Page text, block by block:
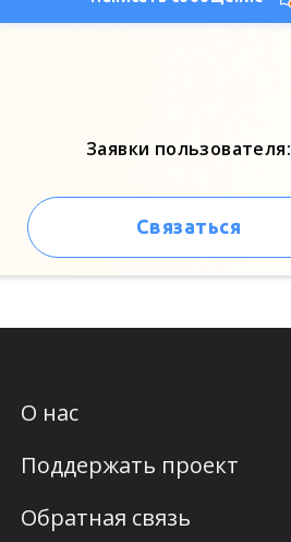
Заявки пользователя:
Связаться
О нас
Поддержать проект
Обратная связь